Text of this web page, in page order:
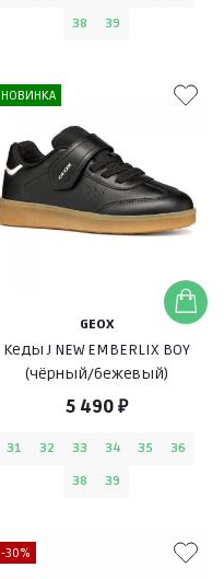
38
39
НОВИНКА
GEOX
Кеды J NEW EMBERLIX BOY
(чёрный/бежевый)
5 490 ₽
31 32 33 34 35
36
38
39
-30%